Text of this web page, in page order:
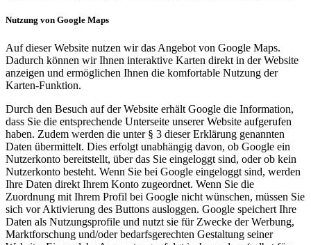
Nutzung von Google Maps
Auf dieser Website nutzen wir das Angebot von Google Maps.
Dadurch können wir Ihnen interaktive Karten direkt in der Website
anzeigen und ermöglichen Ihnen die komfortable Nutzung der
Karten-Funktion.
Durch den Besuch auf der Website erhält Google die Information,
dass Sie die entsprechende Unterseite unserer Website aufgerufen
haben. Zudem werden die unter § 3 dieser Erklärung genannten
Daten übermittelt. Dies erfolgt unabhängig davon, ob Google ein
Nutzerkonto bereitstellt, über das Sie eingeloggt sind, oder ob kein
Nutzerkonto besteht. Wenn Sie bei Google eingeloggt sind, werden
Ihre Daten direkt Ihrem Konto zugeordnet. Wenn Sie die
Zuordnung mit Ihrem Profil bei Google nicht wünschen, müssen Sie
sich vor Aktivierung des Buttons ausloggen. Google speichert Ihre
Daten als Nutzungsprofile und nutzt sie für Zwecke der Werbung,
Marktforschung und/oder bedarfsgerechten Gestaltung seiner